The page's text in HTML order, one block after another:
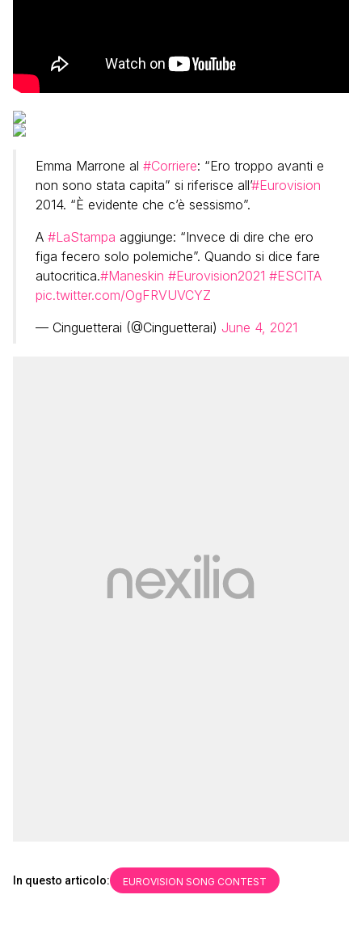
Emma Marrone al #Corriere: “Ero troppo avanti e
non sono stata capita” si riferisce all’#Eurovision
2014. “È evidente che c’è sessismo”.
A #LaStampa aggiunge: “Invece di dire che ero
figa fecero solo polemiche”. Quando si dice fare
autocritica.#Maneskin #Eurovision2021 #ESCITA
pic.twitter.com/OgFRVUVCYZ
— Cinguetterai (@Cinguetterai) June 4, 2021
In questo articolo: EUROVISION SONG CONTEST